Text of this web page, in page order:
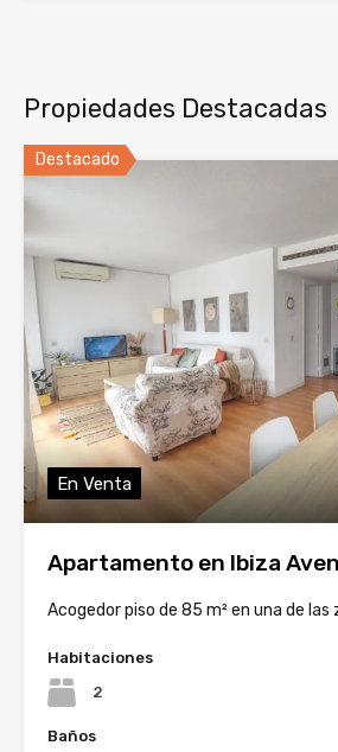
Propiedades Destacadas
Destacado
En Venta
Apartamento en Ibiza
Acogedor piso de 85 m² en una de las
Habitaciones
2
Baños